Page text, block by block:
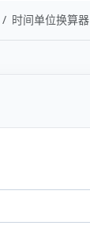
时间单位换算器